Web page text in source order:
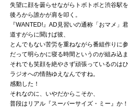
失望に顔を曇らせながらトボトボと渋谷駅を
後ろから誰かが肩を叩く。
『WANTED!』AD見習いの通称「おマメ」君
道すがらに聞けば彼、
とんでもない苦労を重ねながら番組作りに
だって明らかに寝る時間というのが組み込
それでも笑顔を絶やさず頑張っているのはひ
ラジオへの情熱ゆえなんですね。
感動した！
それなのに、いやだからこそか、
普段はリアル『スーパーサイズ・ミー』か